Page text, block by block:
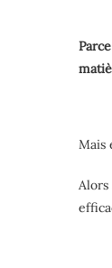
Mais